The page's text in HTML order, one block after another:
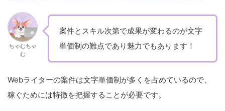
ちゃむちゃ
む
案件とスキル次第で成果が変わるのが文字
単価制の難点であり魅力でもあります！
Webライターの案件は文字単価制が多くを占めているので、
稼ぐためには特徴を把握することが必要です。